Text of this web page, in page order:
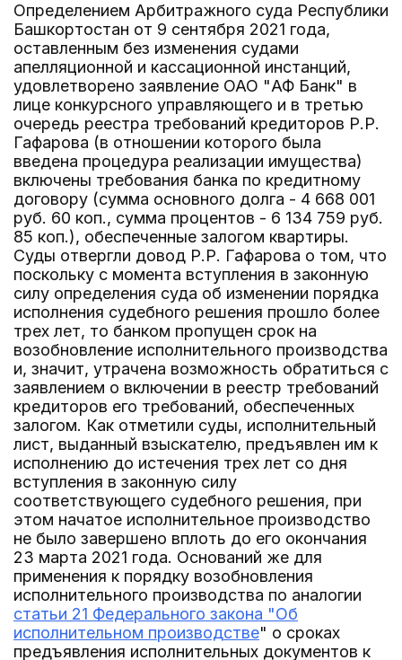
Определением Арбитражного суда Республики
Башкортостан от 9 сентября 2021 года,
оставленным без изменения судами
апелляционной и кассационной инстанций,
удовлетворено заявление ОАО "АФ Банк" в
лице конкурсного управляющего и в третью
очередь реестра требований кредиторов Р.Р.
Гафарова (в отношении которого была
введена процедура реализации имущества)
включены требования банка по кредитному
договору (сумма основного долга - 4 668 001
руб. 60 коп., сумма процентов - 6 134 759 руб.
85 коп.), обеспеченные залогом квартиры.
Суды отвергли довод Р.Р. Гафарова о том, что
поскольку с момента вступления в законную
силу определения суда об изменении порядка
исполнения судебного решения прошло более
трех лет, то банком пропущен срок на
возобновление исполнительного производства
и, значит, утрачена возможность обратиться с
заявлением о включении в реестр требований
кредиторов его требований, обеспеченных
залогом. Как отметили суды, исполнительный
лист, выданный взыскателю, предъявлен им к
исполнению до истечения трех лет со дня
вступления в законную силу
соответствующего судебного решения, при
этом начатое исполнительное производство
не было завершено вплоть до его окончания
23 марта 2021 года. Оснований же для
применения к порядку возобновления
исполнительного производства по аналогии
статьи 21 Федерального закона "Об
исполнительном производстве" о сроках
предъявления исполнительных документов к